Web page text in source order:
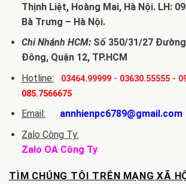
Thịnh Liệt, Hoàng Mai, Hà Nội. LH:
Bà Trưng – Hà Nội.
Chi Nhánh HCM:Số 350/31/27 Đường
Đông, Quận 12, TP.HCM
Hotline:
03464.99999- 03630.55555-
085.7566675
Email:
annhienpc6789@gmail.com
Zalo Công Ty:
Zalo OA Công Ty
TÌM CHÚNG TÔI TRÊN MẠNG XÃ